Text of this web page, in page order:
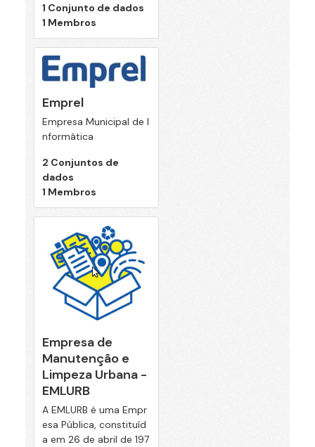
1 Conjunto de dados
1 Membros
Emprel
Empresa Municipal de I
nformática
2 Conjuntos de
dados
1 Membros
Empresa de
Manutenção e
Limpeza Urbana -
EMLURB
A EMLURB é uma Empr
esa Pública, constituíd
a em 26 de abril de 197